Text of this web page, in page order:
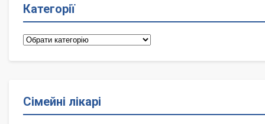
Категорії
Категорії
Сімейні лікарі